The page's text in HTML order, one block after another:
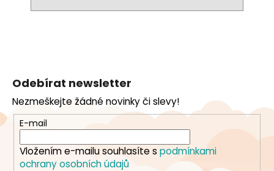
a
t
Odebírat newsletter
Nezmeškejte žádné novinky či slevy!
E-mail
Vložením e-mailu souhlasíte s podmínkami
ochrany osobních údajů